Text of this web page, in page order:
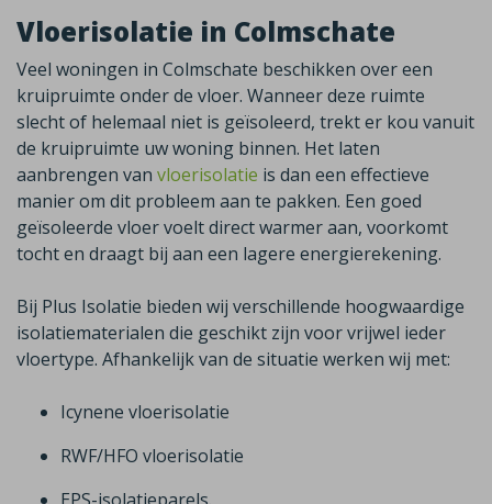
Vloerisolatie in Colmschate
Veel woningen in Colmschate beschikken over een
kruipruimte onder de vloer. Wanneer deze ruimte
slecht of helemaal niet is geïsoleerd, trekt er kou vanuit
de kruipruimte uw woning binnen. Het laten
aanbrengen van vloerisolatie is dan een effectieve
manier om dit probleem aan te pakken. Een goed
geïsoleerde vloer voelt direct warmer aan, voorkomt
tocht en draagt bij aan een lagere energierekening.
Bij Plus Isolatie bieden wij verschillende hoogwaardige
isolatiematerialen die geschikt zijn voor vrijwel ieder
vloertype. Afhankelijk van de situatie werken wij met:
Icynene vloerisolatie
RWF/HFO vloerisolatie